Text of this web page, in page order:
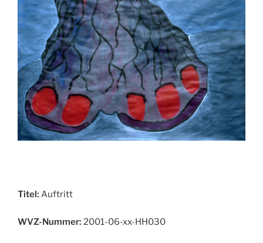
Titel: Auftritt
WVZ-Nummer: 2001-06-xx-HH030